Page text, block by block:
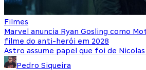
Filmes
Marvel anuncia Ryan Gosling como
filme do anti-herói em 2028
Astro assume papel que foi de Nicolas
Pedro Siqueira